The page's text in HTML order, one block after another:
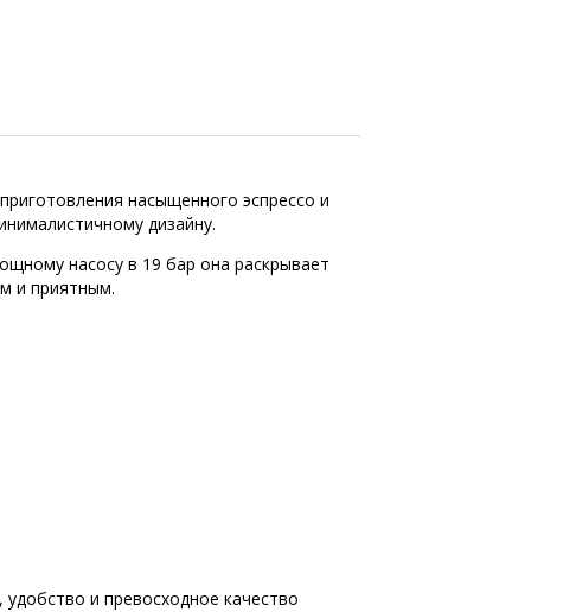
насыщенного эспрессо и
дизайну.
насосу в 19 бар она раскрывает
и приятным.
и превосходное качество